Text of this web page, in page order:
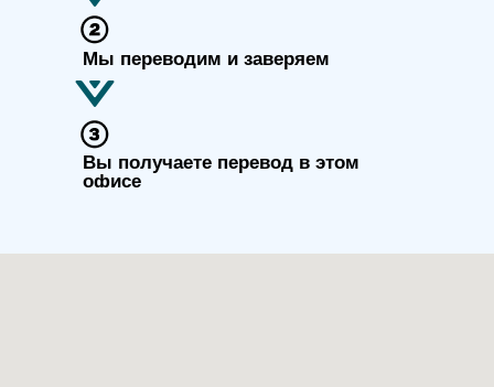
Мы переводим и заверяем
Вы получаете перевод в этом
офисе